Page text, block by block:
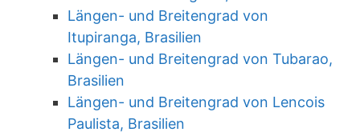
Längen- und Breitengrad von
Itupiranga, Brasilien
Längen- und Breitengrad von Tubarao,
Brasilien
Längen- und Breitengrad von Lencois
Paulista, Brasilien